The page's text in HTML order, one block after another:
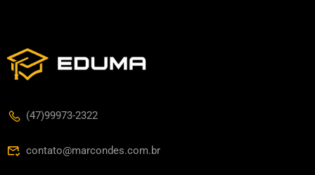
(47)99973-2322
contato@marcondes.com.br